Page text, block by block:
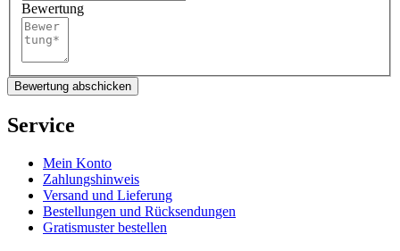
Bewertung
Bewertung abschicken
Service
Mein Konto
Zahlungshinweis
Versand und Lieferung
Bestellungen und Rücksendungen
Gratismuster bestellen